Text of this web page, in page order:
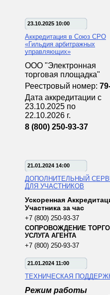
23.10.2025 10:00
Аккредитация в Союз СРО
«Гильдия арбитражных
управляющих»
ООО "Электронная
торговая площадка"
Реестровый номер:
Дата аккредитации с
23.10.2025 по
22.10.2026 г.
8 (800) 250-93-37
21.01.2024 14:00
ДОПОЛНИТЕЛЬНЫЙ
ДЛЯ УЧАСТНИКОВ
Ускоренная
Участника за час
+7 (800) 250-93-37
СОПРОВОЖДЕНИЕ
УСЛУГА АГЕНТА
+7 (800) 250-93-37
21.01.2024 11:00
ТЕХНИЧЕСКАЯ
Режим работы